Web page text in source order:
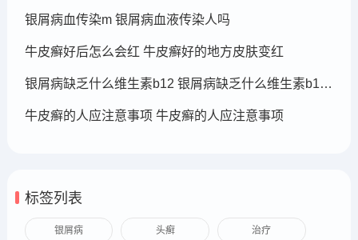
银屑病血传染m 银屑病血液传染人吗
牛皮癣好后怎么会红 牛皮癣好的地方皮肤变红
银屑病缺乏什么维生素b12 银屑病缺乏什么维生素b12可以补充
牛皮癣的人应注意事项 牛皮癣的人应注意事项
标签列表
银屑病 头癣 治疗